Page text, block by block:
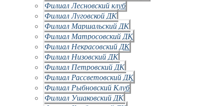
Филиал Лесновский клуб
Филиал Луговской ДК
Филиал Маршальский ДК
Филиал Матросовский ДК
Филиал Некрасовский ДК
Филиал Низовский ДК
Филиал Петровский ДК
Филиал Рассветовский ДК
Филиал Рыбновский Клуб
Филиал Ушаковский ДК